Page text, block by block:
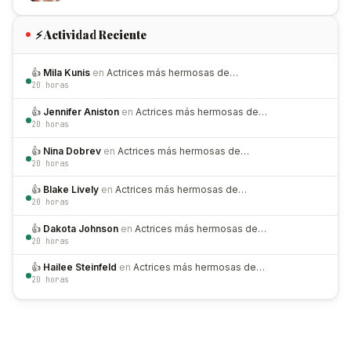
⚡ Actividad Reciente
👍 Mila Kunis en Actrices más hermosas de…
20 horas
👍 Jennifer Aniston en Actrices más hermosas de…
20 horas
👍 Nina Dobrev en Actrices más hermosas de…
20 horas
👍 Blake Lively en Actrices más hermosas de…
20 horas
👍 Dakota Johnson en Actrices más hermosas de…
20 horas
👍 Hailee Steinfeld en Actrices más hermosas de…
20 horas